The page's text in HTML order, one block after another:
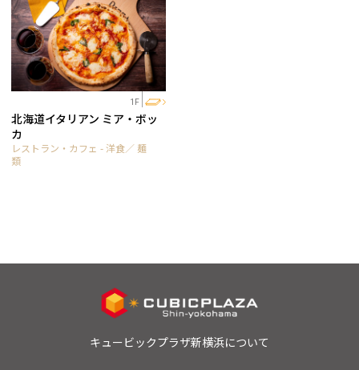
1F
北海道イタリアン ミア・ボッ
カ
レストラン・カフェ - 洋食／ 麺
類
キュービックプラザ新横浜について